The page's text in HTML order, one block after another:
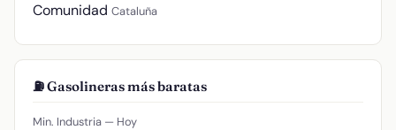
Comunidad Cataluña
⛽ Gasolineras más baratas
Min. Industria — Hoy